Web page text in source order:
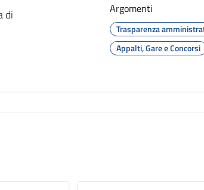
di
Argomenti
Trasparenza
Appalti, Gare e Concorsi